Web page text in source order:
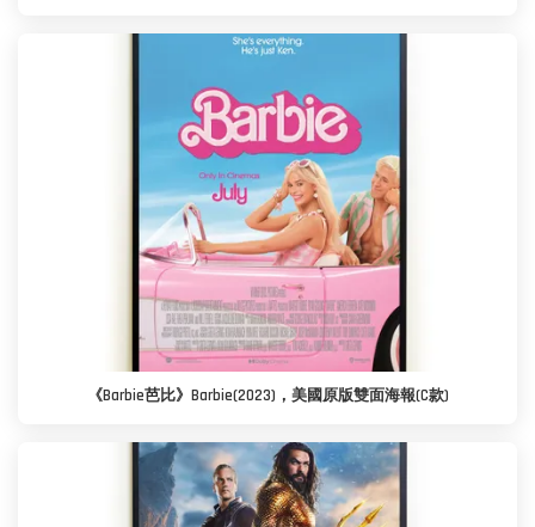
《Barbie芭比》Barbie(2023)，美國原版雙面海報(C款)